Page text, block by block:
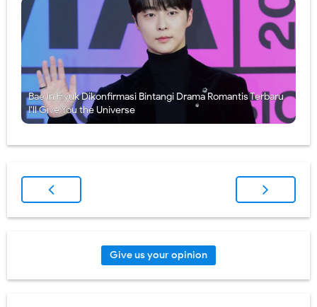
Bae In Hyuk Dikonfirmasi Bintangi Drama Romantis Terbaru
I'll Give You the Universe
Give us your opinion